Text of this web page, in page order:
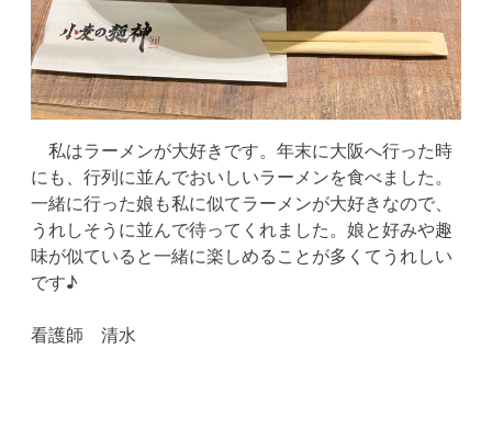
私はラーメンが大好きです。年末に大阪へ行った時
にも、行列に並んでおいしいラーメンを食べました。
一緒に行った娘も私に似てラーメンが大好きなので、
うれしそうに並んで待ってくれました。娘と好みや趣
味が似ていると一緒に楽しめることが多くてうれしい
です♪
看護師 清水